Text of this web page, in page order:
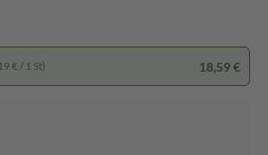
€ / 1 St) 18,59 €